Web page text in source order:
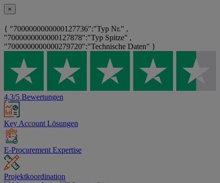
×
{ "7000000000000127736":"Typ Nr." ,
"7000000000000127878":"Typ Spitze" ,
"7000000000000279720":"Technische Daten" }
4,3/5 Bewertungen
Key Account Lösungen
E-Procurement Expertise
Projektkoordination